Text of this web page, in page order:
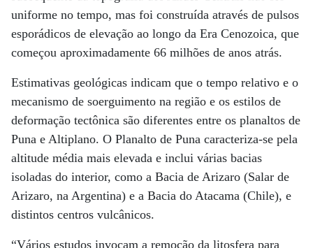
uniforme no tempo, mas foi construída através de pulsos
esporádicos de elevação ao longo da Era Cenozoica, que
começou aproximadamente 66 milhões de anos atrás.
Estimativas geológicas indicam que o tempo relativo e o
mecanismo de soerguimento na região e os estilos de
deformação tectônica são diferentes entre os planaltos de
Puna e Altiplano. O Planalto de Puna caracteriza-se pela
altitude média mais elevada e inclui várias bacias
isoladas do interior, como a Bacia de Arizaro (Salar de
Arizaro, na Argentina) e a Bacia do Atacama (Chile), e
distintos centros vulcânicos.
“Vários estudos invocam a remoção da litosfera para